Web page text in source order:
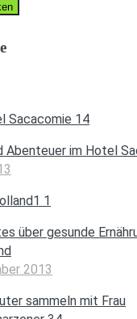
Abenteuer im Hotel
über gesunde
2013